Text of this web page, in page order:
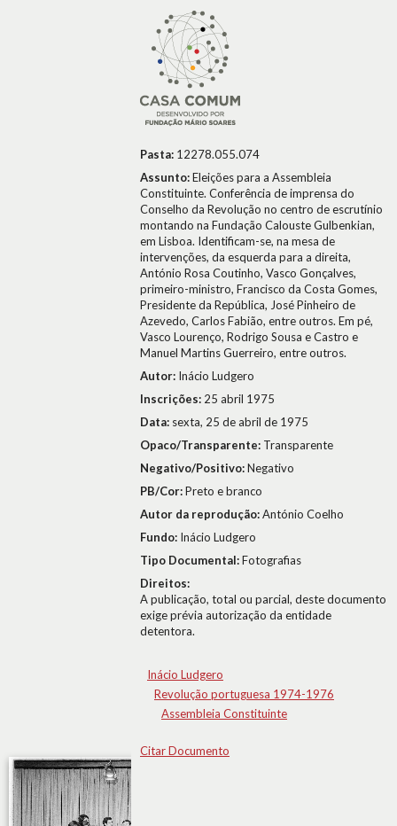
Pasta: 12278.055.074
Assunto:Eleições para a Assembleia
Constituinte. Conferência de imprensa do
Conselho da Revolução no centro de escrutínio
montando na Fundação Calouste Gulbenkian,
em Lisboa. Identificam-se, na mesa de
intervenções, da esquerda para a direita,
António Rosa Coutinho, Vasco Gonçalves,
primeiro-ministro, Francisco da Costa Gomes,
Presidente da República, José Pinheiro de
Azevedo, Carlos Fabião, entre outros. Em pé,
Vasco Lourenço, Rodrigo Sousa e Castro e
Manuel Martins Guerreiro, entre outros.
Autor: Inácio Ludgero
Inscrições: 25 abril 1975
Data: sexta, 25 de abril de 1975
Opaco/Transparente: Transparente
Negativo/Positivo:Negativo
PB/Cor:Preto e branco
Autor da reprodução:António Coelho
Fundo: Inácio Ludgero
Tipo Documental:Fotografias
Direitos:
A publicação, total ou parcial, deste documento
exige prévia autorização da entidade
detentora.
Inácio Ludgero
Revolução portuguesa 1974-1976
Assembleia Constituinte
Citar Documento